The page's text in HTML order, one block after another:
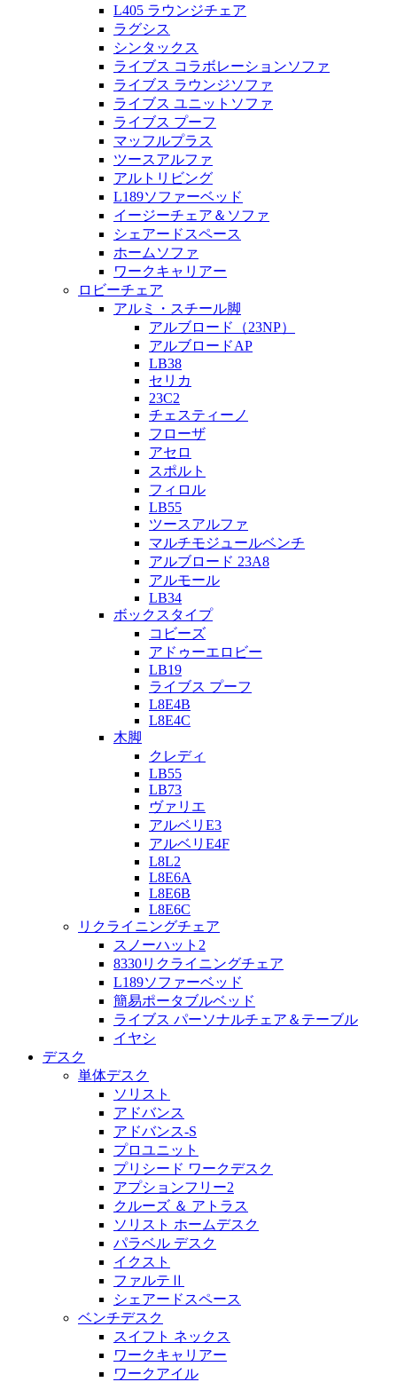
L405 ラウンジチェア
ラグシス
シンタックス
ライブス コラボレーションソファ
ライブス ラウンジソファ
ライブス ユニットソファ
ライブス プーフ
マッフルプラス
ツースアルファ
アルトリビング
L189ソファーベッド
イージーチェア＆ソファ
シェアードスペース
ホームソファ
ワークキャリアー
ロビーチェア
アルミ・スチール脚
アルブロード（23NP）
アルブロードAP
LB38
セリカ
23C2
チェスティーノ
フローザ
アセロ
スポルト
フィロル
LB55
ツースアルファ
マルチモジュールベンチ
アルブロード 23A8
アルモール
LB34
ボックスタイプ
コビーズ
アドゥーエロビー
LB19
ライブス プーフ
L8E4B
L8E4C
木脚
クレディ
LB55
LB73
ヴァリエ
アルベリE3
アルベリE4F
L8L2
L8E6A
L8E6B
L8E6C
リクライニングチェア
スノーハット2
8330リクライニングチェア
L189ソファーベッド
簡易ポータブルベッド
ライブス パーソナルチェア＆テーブル
イヤシ
デスク
単体デスク
ソリスト
アドバンス
アドバンス-S
プロユニット
プリシード ワークデスク
アプションフリー2
クルーズ ＆ アトラス
ソリスト ホームデスク
パラベル デスク
イクスト
ファルテⅡ
シェアードスペース
ベンチデスク
スイフト ネックス
ワークキャリアー
ワークアイル